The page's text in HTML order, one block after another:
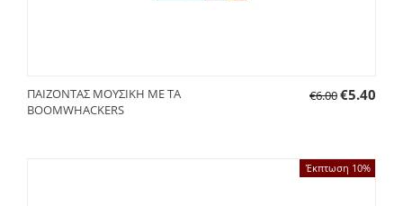
ΠΑΙΖΟΝΤΑΣ ΜΟΥΣΙΚΗ ΜΕ ΤΑ
BOOMWHACKERS
€6.00€5.40
Έκπτωση 10%